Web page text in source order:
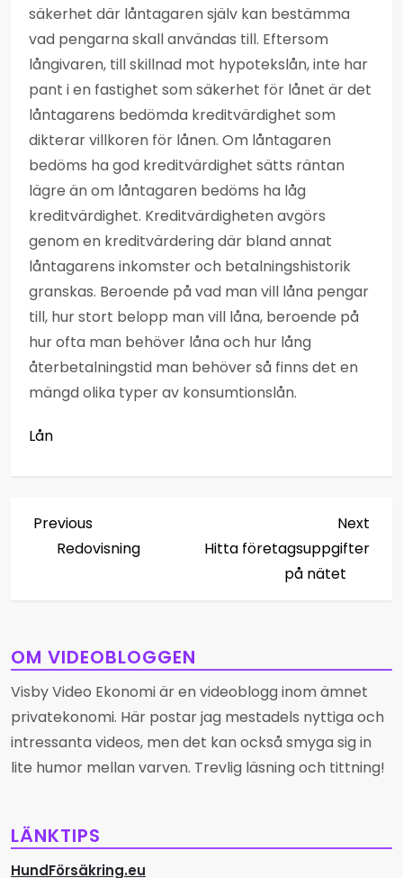
säkerhet där låntagaren själv kan bestämma
vad pengarna skall användas till. Eftersom
långivaren, till skillnad mot hypotekslån, inte har
pant i en fastighet som säkerhet för lånet är det
låntagarens bedömda kreditvärdighet som
dikterar villkoren för lånen. Om låntagaren
bedöms ha god kreditvärdighet sätts räntan
lägre än om låntagaren bedöms ha låg
kreditvärdighet. Kreditvärdigheten avgörs
genom en kreditvärdering där bland annat
låntagarens inkomster och betalningshistorik
granskas. Beroende på vad man vill låna pengar
till, hur stort belopp man vill låna, beroende på
hur ofta man behöver låna och hur lång
återbetalningstid man behöver så finns det en
mängd olika typer av konsumtionslån.
Lån
I
ä
g
g
s
a
Previous
Post
Previous
Redovisning
Post
Next
Hitta företagsuppgifter
på nätet
OM VIDEOBLOGGEN
Visby Video Ekonomi är en videoblogg inom ämnet
privatekonomi. Här postar jag mestadels nyttiga och
intressanta videos, men det kan också smyga sig in
lite humor mellan varven. Trevlig läsning och tittning!
LÄNKTIPS
HundFörsäkring.eu